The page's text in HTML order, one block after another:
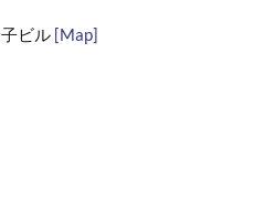
ビル [Map]